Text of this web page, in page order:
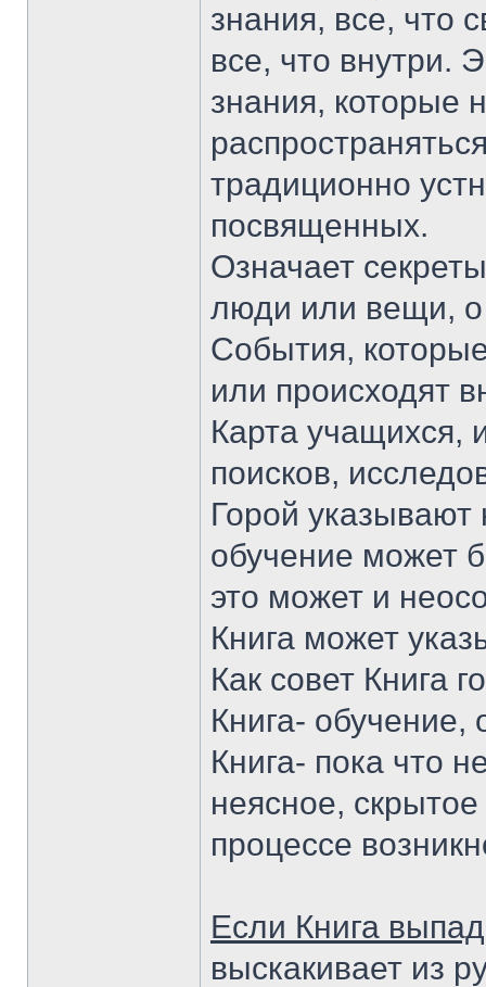
знания, все, что
все, что внутри.
знания, которые
традиционно
посвященных.
Означает
люди или вещи, о
События,
или происходят
Карта учащихся,
поисков,
Горой указывают
обучение может
это может и
Книга может
Как совет Книга
Книга- обучение,
Книга- пока что
неясное,
процессе
Если Книга
выскакивает из